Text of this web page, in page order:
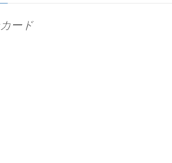
ード